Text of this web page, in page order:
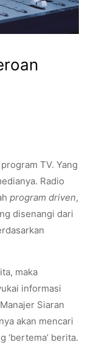
TV. Yang
Radio
program driven,
disenangi dari
maka
informasi
Siaran
akan mencari
‘bertema’ berita.